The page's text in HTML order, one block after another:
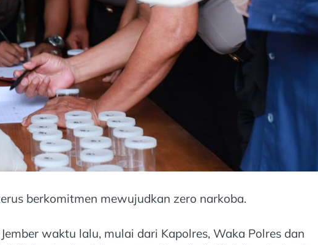
berkomitmen mewujudkan zero narkoba.
waktu lalu, mulai dari Kapolres, Waka Polres dan